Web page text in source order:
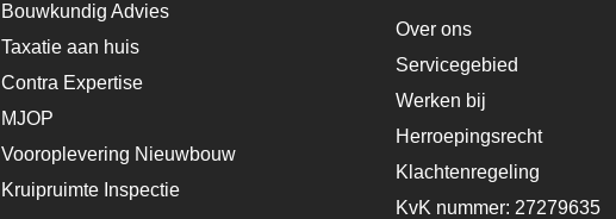
Bouwkundig Advies
Taxatie aan huis
Contra Expertise
MJOP
Vooroplevering Nieuwbouw
Kruipruimte Inspectie
Over ons
Servicegebied
Werken bij
Herroepingsrecht
Klachtenregeling
KvK nummer: 27279635